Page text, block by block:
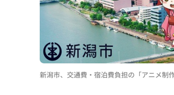
新潟市、交通費・宿泊費負担の「アニメ制